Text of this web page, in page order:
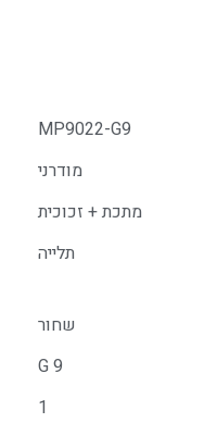
MP9022-G9
מודרני
מתכת + זכוכית
תלייה
שחור
G 9
1